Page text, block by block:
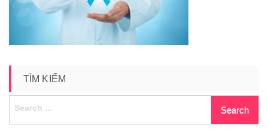
TÌM KIẾM
Search